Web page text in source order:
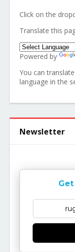
Click on the
Translate this
Powered by
You can
language in the
Newsletter